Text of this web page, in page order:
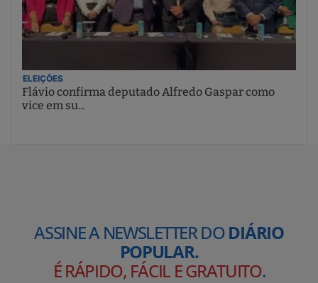
ELEIÇÕES
Flávio confirma deputado Alfredo Gaspar como
vice em su...
ASSINE A NEWSLETTER DODIÁRIO
POPULAR.
É RÁPIDO, FÁCIL E GRATUITO.